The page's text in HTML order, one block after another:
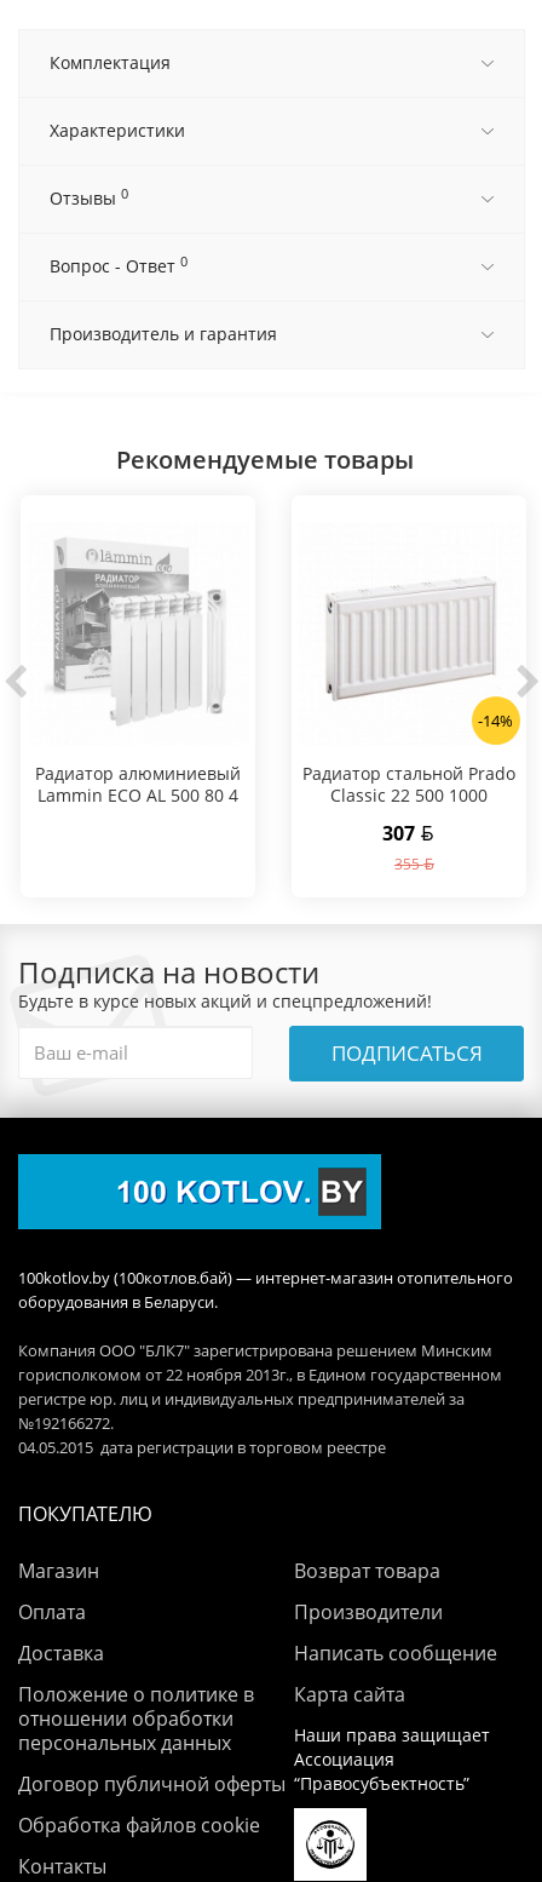
Комплектация
Характеристики
Отзывы 0
Вопрос - Ответ 0
Производитель и гарантия
Рекомендуемые товары
Радиатор алюминиевый
Lammin ECO AL 500 80 4
-14%
Радиатор стальной Prado
Classic 22 500 1000
307
355
Подписка на новости
Будьте в курсе новых акций и спецпредложений!
ПОДПИСАТЬСЯ
100kotlov.by (100котлов.бай) — интернет-магазин отопительного
оборудования в Беларуси.
Компания ООО "БЛК7" зарегистрирована решением Минским
горисполкомом от 22 ноября 2013г., в Едином государственном
регистре юр. лиц и индивидуальных предпринимателей за
№192166272.
04.05.2015 дата регистрации в торговом реестре
ПОКУПАТЕЛЮ
Магазин
Оплата
Доставка
Положение о политике в
отношении обработки
персональных данных
Договор публичной оферты
Обработка файлов cookie
Контакты
Возврат товара
Производители
Написать сообщение
Карта сайта
Наши права защищает
Ассоциация
“Правосубъектность”